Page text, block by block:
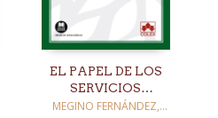
EL PAPEL DE LOS
SERVICIOS
SOCIALES PARA LA
MEGINO FERNÁNDEZ,